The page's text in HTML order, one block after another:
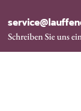
Schreiben Sie uns